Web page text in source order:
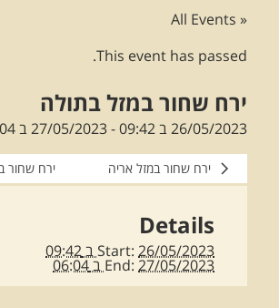
« All Events
This event has passed.
ירח שחור במזל בתולה
26/05/2023 ב 09:42 -27/05/2023 ב 06:04
ירח שחור במזל אריה ירח שחור
Details
Start: 26/05/2023 ב 09:42
End: 27/05/2023 ב 06:04